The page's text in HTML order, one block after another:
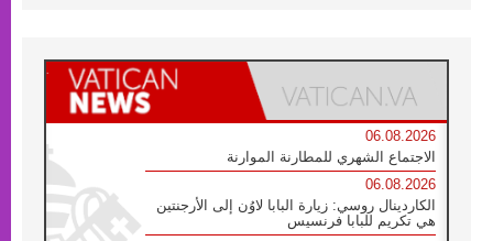
06.08.2026
الاجتماع الشهري للمطارنة الموارنة
06.08.2026
الكاردينال روسي: زيارة البابا لاوُن إلى الأرجنتين
هي تكريم للبابا فرنسيس